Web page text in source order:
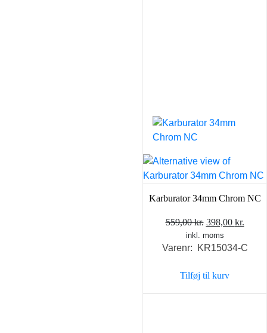
Karburator 34mm Chrom NC
559,00kr. Den
oprindelige
pris
559,00 kr..
398,00 kr.
pris
inkl. moms
Varenr: KR15034-C
Tilføj til kurv